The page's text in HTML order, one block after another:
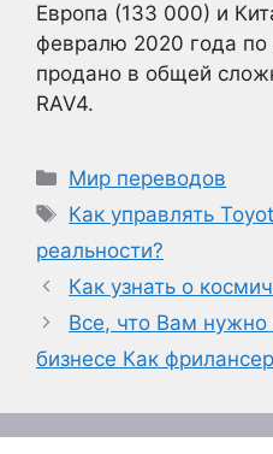
Европа (133 000) и
февралю 2020 года
продано в общей
RAV4.
Рубрики
Мир переводов
Метки
Как управлять
реальности?
Как узнать о
Все, что Вам нужно
бизнесе Как